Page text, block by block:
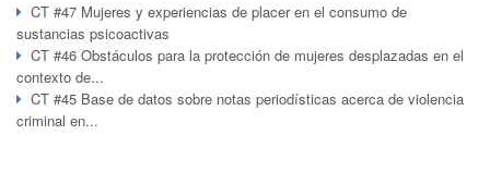
CT #47 Mujeres y experiencias de placer en el consumo de
sustancias psicoactivas
CT #46 Obstáculos para la protección de mujeres desplazadas en el
contexto de...
CT #45 Base de datos sobre notas periodísticas acerca de violencia
criminal en...